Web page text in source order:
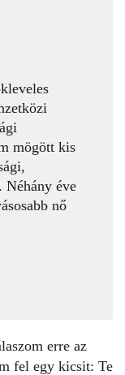
mögött kis
Néhány éve
nő
erre az
fel egy kicsit: Te